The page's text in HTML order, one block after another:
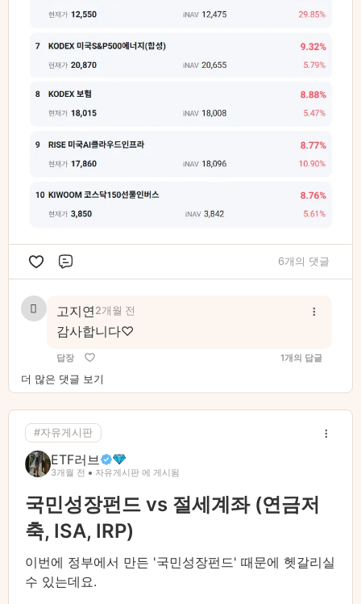
6개의 댓글
고지연 2개월 전
감사합니다♡
답장 1개의 답글
더 많은 댓글 보기
#자유게시판
ETF러브
3개월 전 자유게시판 에 게시됨
국민성장펀드 vs 절세계좌 (연금저
축, ISA, IRP)
이번에 정부에서 만든 '국민성장펀드' 때문에 헷갈리실
수 있는데요.